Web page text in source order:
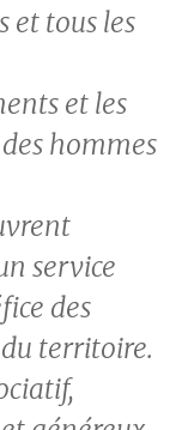
et tous les
et les
hommes
service
des
territoire.